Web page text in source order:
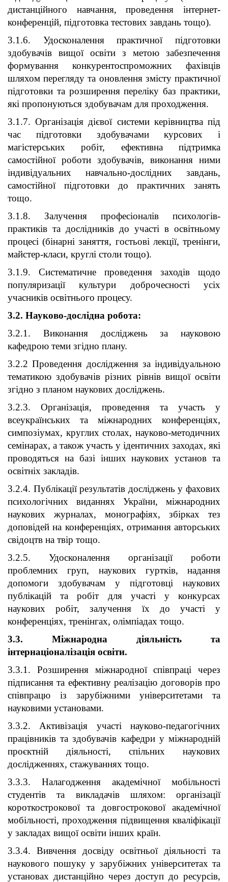
дистанційного навчання, проведення інтернет-
конференцій, підготовка тестових завдань тощо).
3.1.6. Удосконалення практичної підготовки
здобувачів вищої освіти з метою забезпечення
формування конкурентоспроможних фахівців
шляхом перегляду та оновлення змісту практичної
підготовки та розширення переліку баз практики,
які пропонуються здобувачам для проходження.
3.1.7. Організація дієвої системи керівництва під
час підготовки здобувачами курсових і
магістерських робіт, ефективна підтримка
самостійної роботи здобувачів, виконання ними
індивідуальних навчально-дослідних завдань,
самостійної підготовки до практичних занять
тощо.
3.1.8. Залучення професіоналів психологів-
практиків та дослідників до участі в освітньому
процесі (бінарні заняття, гостьові лекції, тренінги,
майстер-класи, круглі столи тощо).
3.1.9. Систематичне проведення заходів щодо
популяризації культури доброчесності усіх
учасників освітнього процесу.
3.2. Науково-дослідна робота:
3.2.1. Виконання досліджень за науковою
кафедрою теми згідно плану.
3.2.2 Проведення дослідження за індивідуальною
тематикою здобувачів різних рівнів вищої освіти
згідно з планом наукових досліджень.
3.2.3. Організація, проведення та участь у
всеукраїнських та міжнародних конференціях,
симпозіумах, круглих столах, науково-методичних
семінарах, а також участь у ідентичних заходах, які
проводяться на базі інших наукових установ та
освітніх закладів.
3.2.4. Публікації результатів досліджень у фахових
психологічних виданнях України, міжнародних
наукових журналах, монографіях, збірках тез
доповідей на конференціях, отримання авторських
свідоцтв на твір тощо.
3.2.5. Удосконалення організації роботи
проблемних груп, наукових гуртків, надання
допомоги здобувачам у підготовці наукових
публікацій та робіт для участі у конкурсах
наукових робіт, залучення їх до участі у
конференціях, тренінгах, олімпіадах тощо.
3.3. Міжнародна діяльність та
інтернаціоналізація освіти.
3.3.1. Розширення міжнародної співпраці через
підписання та ефективну реалізацію договорів про
співпрацю із зарубіжними університетами та
науковими установами.
3.3.2. Активізація участі науково-педагогічних
працівників та здобувачів кафедри у міжнародній
проєктній діяльності, спільних наукових
дослідженнях, стажуваннях тощо.
3.3.3. Налагодження академічної мобільності
студентів та викладачів шляхом: організації
короткострокової та довгострокової академічної
мобільності, проходження підвищення кваліфікації
у закладах вищої освіти інших країн.
3.3.4. Вивчення досвіду освітньої діяльності та
наукового пошуку у зарубіжних університетах та
установах дистанційно через доступ до ресурсів,